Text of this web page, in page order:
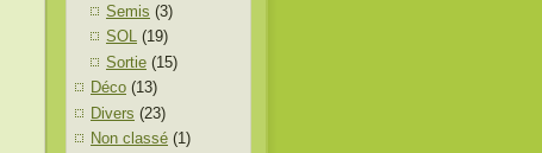
Semis (3)
SOL (19)
Sortie (15)
Déco (13)
Divers (23)
Non classé (1)